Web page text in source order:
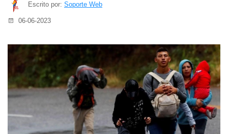
Escrito por: Soporte Web
06-06-2023